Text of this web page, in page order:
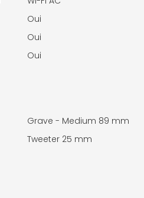
Oui
Oui
Oui
Grave - Medium 89 mm
Tweeter 25 mm